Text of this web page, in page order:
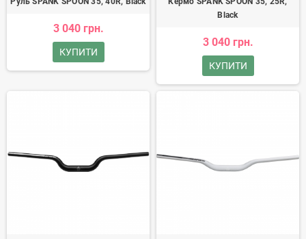
3 040 грн.
КУПИТИ
Black
3 040 грн.
КУПИТИ